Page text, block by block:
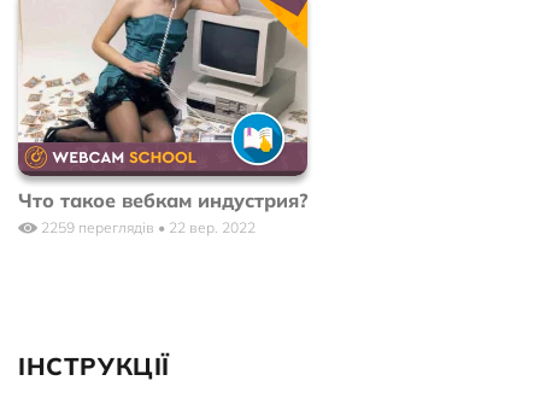
Что такое вебкам индустрия?
2259 переглядів • 22 вер. 2022
ІНСТРУКЦІЇ